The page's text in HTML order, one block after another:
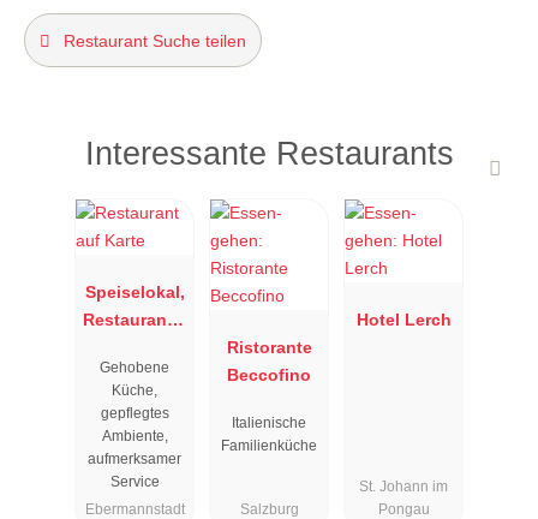
Restaurant Suche teilen
Interessante Restaurants
Speiselokal,
Restaurant "
"
Gehobene
Küche,
gepflegtes
Ambiente,
aufmerksamer
Service
Ebermannstadt
Ristorante
Beccofino
Italienische
Familienküche
Salzburg
Hotel Lerch
St. Johann im
Pongau